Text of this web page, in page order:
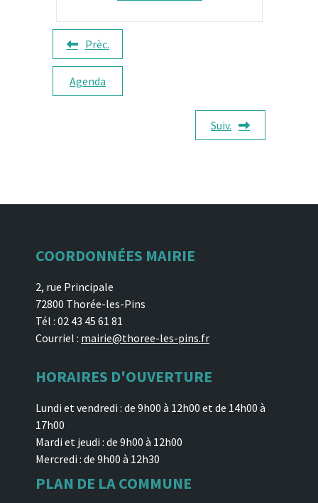
Prèc.
Agenda
Suiv.
COORDONNÉES MAIRIE
2, rue Principale
72800 Thorée-les-Pins
Tél : 02 43 45 61 81
Courriel : mairie@thoree-les-pins.fr
HORAIRES D'OUVERTURE
Lundi et vendredi : de 9h00 à 12h00 et de 14h00 à
17h00
Mardi et jeudi : de 9h00 à 12h00
Mercredi : de 9h00 à 12h30
PLAN DE LA COMMUNE